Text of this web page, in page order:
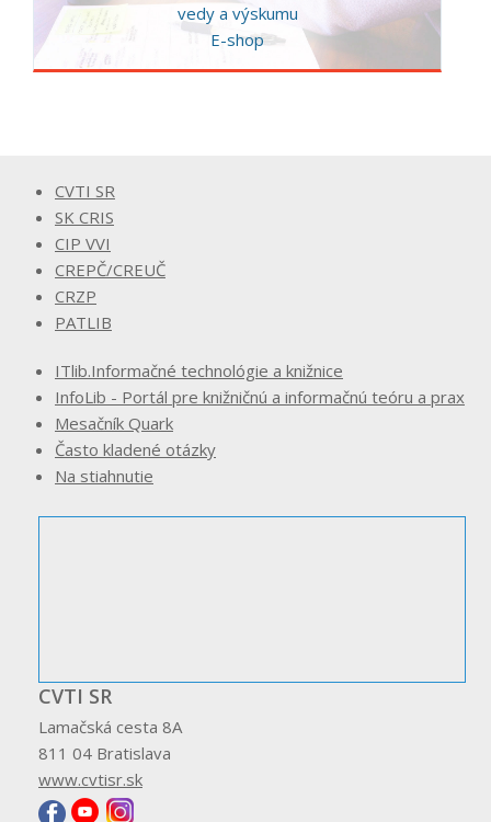
vedy a výskumu
E-shop
CVTI SR
SK CRIS
CIP VVI
CREPČ/CREUČ
CRZP
PATLIB
ITlib.Informačné technológie a knižnice
InfoLib - Portál pre knižničnú a informačnú teóru a prax
Mesačník Quark
Často kladené otázky
Na stiahnutie
CVTI SR
Lamačská cesta 8A
811 04 Bratislava
www.cvtisr.sk